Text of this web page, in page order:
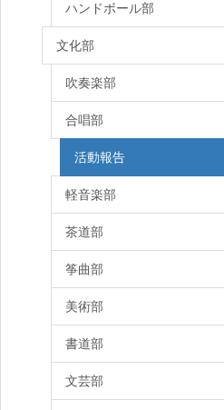
ハンドボール部
文化部
吹奏楽部
合唱部
活動報告
軽音楽部
茶道部
筝曲部
美術部
書道部
文芸部